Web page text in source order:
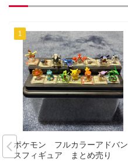
ポケモン フルカラーアドバン
スフィギュア まとめ売り